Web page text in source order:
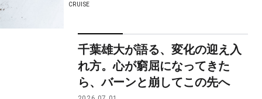
CRUISE
千葉雄大が語る、変化の迎え入
れ方。心が窮屈になってきた
ら、バーンと崩してこの先へ